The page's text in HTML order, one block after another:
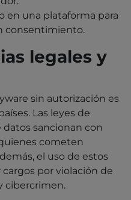
en una plataforma para
consentimiento.
legales y
sin autorización es
Las leyes de
sancionan con
cometen
el uso de estos
por violación de
cibercrimen.